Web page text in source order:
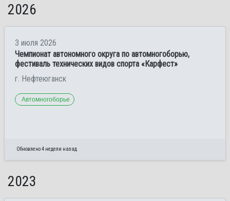
2026
3 июля 2026
Чемпионат автономного округа по автомногоборью,
фестиваль технических видов спорта «Карфест»
г. Нефтеюганск
Автомногоборье
Обновлено 4 недели назад
2023